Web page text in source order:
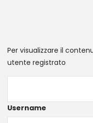
Per visualizzare il
utente registrato
Username